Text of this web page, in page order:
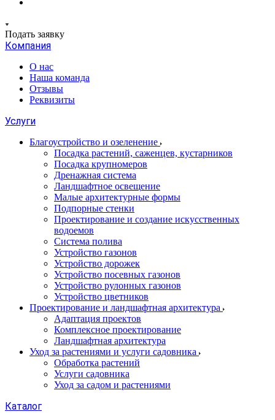
Подать заявку
Компания
О нас
Наша команда
Отзывы
Реквизиты
Услуги
Благоустройство и озеленение
Посадка растений, саженцев, кустарников
Посадка крупномеров
Дренажная система
Ландшафтное освещение
Малые архитектурные формы
Подпорные стенки
Проектирование и создание искусственных
водоемов
Система полива
Устройство газонов
Устройство дорожек
Устройство посевных газонов
Устройство рулонных газонов
Устройство цветников
Проектирование и ландшафтная архитектура
Адаптация проектов
Комплексное проектирование
Ландшафтная архитектура
Уход за растениями и услуги садовника
Обработка растений
Услуги садовника
Уход за садом и растениями
Каталог